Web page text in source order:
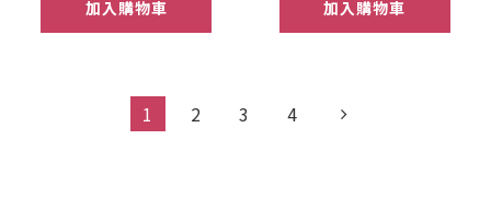
加入購物車 加入購物車
1 2 3 4